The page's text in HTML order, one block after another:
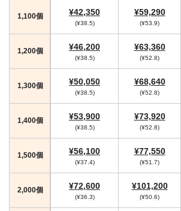
1,100個 ¥42,350
(¥38.5)
¥59,290
(¥53.9)
1,200個 ¥46,200
(¥38.5)
¥63,360
(¥52.8)
1,300個 ¥50,050
(¥38.5)
¥68,640
(¥52.8)
1,400個 ¥53,900
(¥38.5)
¥73,920
(¥52.8)
1,500個 ¥56,100
(¥37.4)
¥77,550
(¥51.7)
2,000個 ¥72,600
(¥36.3)
¥101,200
(¥50.6)